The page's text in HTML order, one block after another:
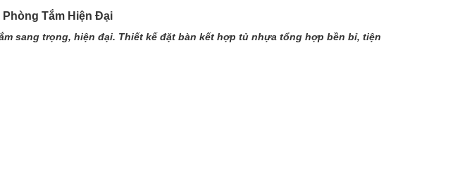
Phòng Tắm Hiện Đại
sang trọng, hiện đại. Thiết kế đặt bàn kết hợp tủ nhựa tổng hợp bền bỉ, tiện